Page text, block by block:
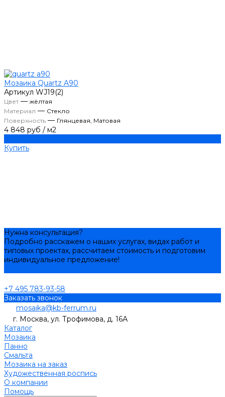
Мозаика Quartz A90
Артикул WJ19(2)
Цвет— жёлтая
Материал — Стекло
Поверхность — Глянцевая, Матовая
4 848 руб / м2
Купить
Нужна консультация?
Подробно расскажем о наших услугах, видах работ и
типовых проектах, рассчитаем стоимость и подготовим
индивидуальное предложение!
+7 495 783-93-58
Заказать звонок
mosaika@kb-ferrum.ru
г. Москва, ул. Трофимова, д. 16А
Каталог
Мозаика
Панно
Смальта
Мозаика на заказ
Художественная роспись
О компании
Помощь